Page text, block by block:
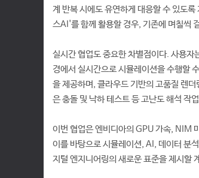
계 반복 시에도 유연하게 대응할 수 있도
스AI'를 함께 활용할 경우, 기존에 며칠씩
실시간 협업도 중요한 차별점이다. 사용자
경에서 실시간으로 시뮬레이션을 수행할
을 제공하며, 클라우드 기반의 고품질 렌
은 충돌 및 낙하 테스트 등 고난도 해석 작
이번 협업은 엔비디아의 GPU 가속, NIM
이를 바탕으로 시뮬레이션, AI, 데이터 분
지털 엔지니어링의 새로운 표준을 제시할